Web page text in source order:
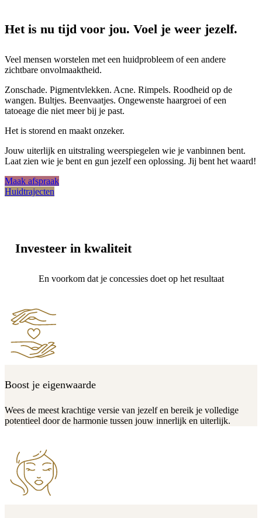
Het is nu tijd voor jou. Voel je weer jezelf.
Veel mensen worstelen met een huidprobleem of een andere
zichtbare onvolmaaktheid.
Zonschade. Pigmentvlekken. Acne. Rimpels. Roodheid op de
wangen. Bultjes. Beenvaatjes. Ongewenste haargroei of een
tatoeage die niet meer bij je past.
Het is storend en maakt onzeker.
Jouw uiterlijk en uitstraling weerspiegelen wie je vanbinnen bent.
Laat zien wie je bent en gun jezelf een oplossing. Jij bent het waard!
Maak afspraak
Huidtrajecten
Investeer in kwaliteit
En voorkom dat je concessies doet op het resultaat
Boost je eigenwaarde
Wees de meest krachtige versie van jezelf en bereik je volledige
potentieel door de harmonie tussen jouw innerlijk en uiterlijk.